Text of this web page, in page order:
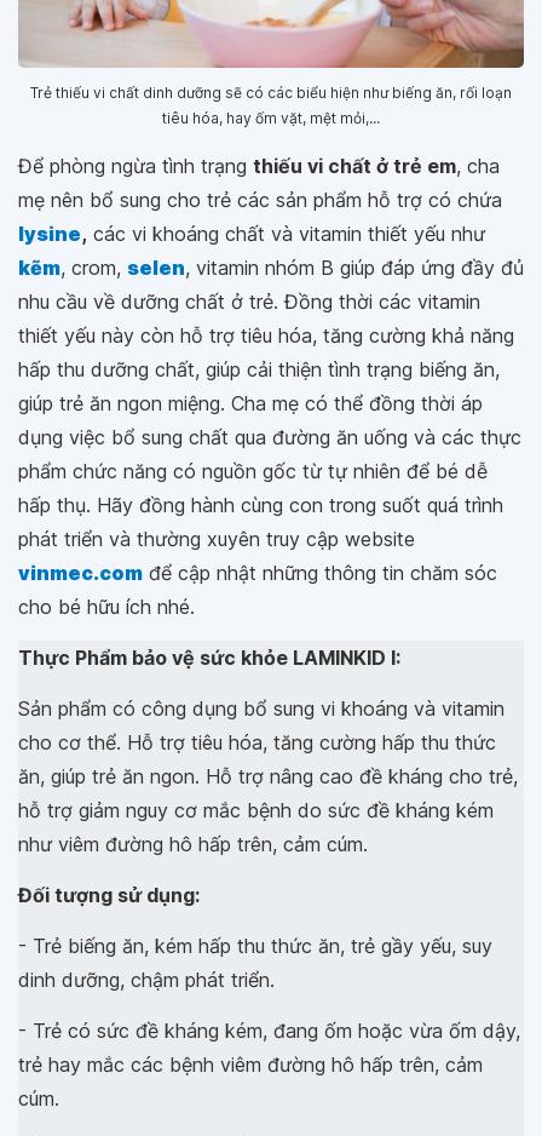
Trẻ thiếu vi chất dinh dưỡng sẽ có các biểu hiện như biếng ăn, rối loạn
tiêu hóa, hay ốm vặt, mệt mỏi,...
Để phòng ngừa tình trạng thiếu vi chất ở trẻ em, cha
mẹ nên bổ sung cho trẻ các sản phẩm hỗ trợ có chứa
lysine, các vi khoáng chất và vitamin thiết yếu như
kẽm, crom, selen, vitamin nhóm B giúp đáp ứng đầy đủ
nhu cầu về dưỡng chất ở trẻ. Đồng thời các vitamin
thiết yếu này còn hỗ trợ tiêu hóa, tăng cường khả năng
hấp thu dưỡng chất, giúp cải thiện tình trạng biếng ăn,
giúp trẻ ăn ngon miệng. Cha mẹ có thể đồng thời áp
dụng việc bổ sung chất qua đường ăn uống và các thực
phẩm chức năng có nguồn gốc từ tự nhiên để bé dễ
hấp thụ. Hãy đồng hành cùng con trong suốt quá trình
phát triển và thường xuyên truy cập website
vinmec.com để cập nhật những thông tin chăm sóc
cho bé hữu ích nhé.
Thực Phẩm bảo vệ sức khỏe LAMINKID I:
Sản phẩm có công dụng bổ sung vi khoáng và vitamin
cho cơ thể. Hỗ trợ tiêu hóa, tăng cường hấp thu thức
ăn, giúp trẻ ăn ngon. Hỗ trợ nâng cao đề kháng cho trẻ,
hỗ trợ giảm nguy cơ mắc bệnh do sức đề kháng kém
như viêm đường hô hấp trên, cảm cúm.
Đối tượng sử dụng:
- Trẻ biếng ăn, kém hấp thu thức ăn, trẻ gầy yếu, suy
dinh dưỡng, chậm phát triển.
- Trẻ có sức đề kháng kém, đang ốm hoặc vừa ốm dậy,
trẻ hay mắc các bệnh viêm đường hô hấp trên, cảm
cúm.